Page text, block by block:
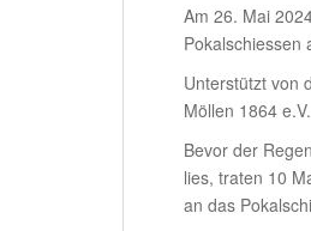
Am 26. Mai
Pokalschiessen
Unterstützt von
Möllen 1864
Bevor der
lies, traten 10
an das